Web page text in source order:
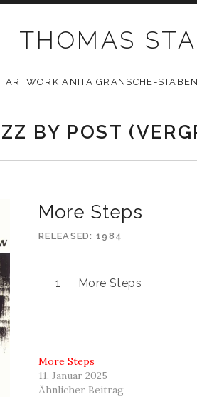
THOMAS
ARTWORK ANITA GRANSCHE-
BY POST
More Steps
RELEASED 1984
More Steps
More Steps
11. Januar 2025
Ähnlicher Beitrag